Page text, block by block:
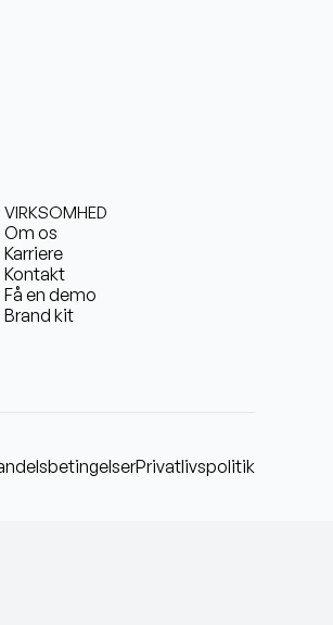
VIRKSOMHED
Om os
Karriere
Kontakt
Få en demo
Brand kit
Privatlivspolitik